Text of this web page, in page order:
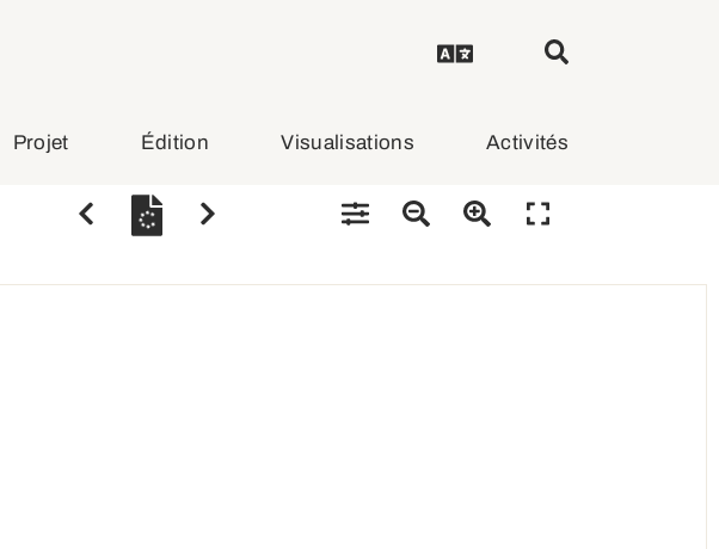
Projet Édition Visualisations Activités